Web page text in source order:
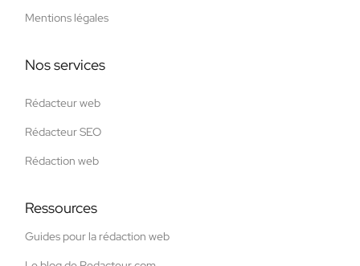
Mentions légales
Nos services
Rédacteur web
Rédacteur SEO
Rédaction web
Ressources
Guides pour la rédaction web